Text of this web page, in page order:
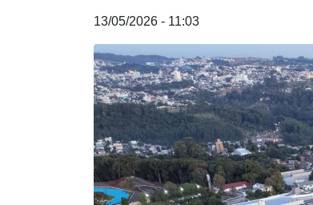
13/05/2026 - 11:03